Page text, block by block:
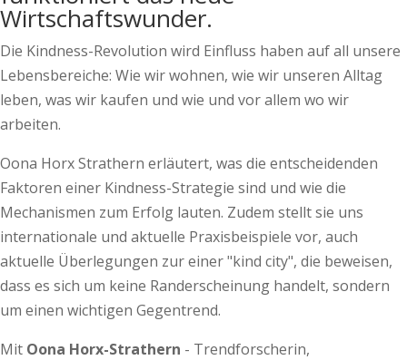
Wirtschaftswunder.
Die Kindness-Revolution wird Einfluss haben auf all unsere
Lebensbereiche: Wie wir wohnen, wie wir unseren Alltag
leben, was wir kaufen und wie und vor allem wo wir
arbeiten.
Oona Horx Strathern erläutert, was die entscheidenden
Faktoren einer Kindness-Strategie sind und wie die
Mechanismen zum Erfolg lauten. Zudem stellt sie uns
internationale und aktuelle Praxisbeispiele vor, auch
aktuelle Überlegungen zur einer "kind city", die beweisen,
dass es sich um keine Randerscheinung handelt, sondern
um einen wichtigen Gegentrend.
Mit Oona Horx-Strathern - Trendforscherin,